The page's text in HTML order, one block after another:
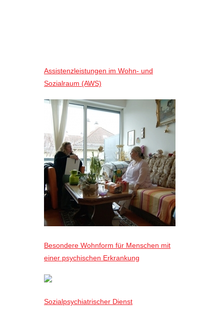
Assistenzleistungen im Wohn- und
Sozialraum (AWS)
Besondere Wohnform für Menschen mit
einer psychischen Erkrankung
Sozialpsychiatrischer Dienst